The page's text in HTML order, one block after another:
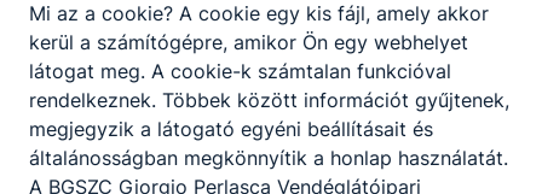
óra
6.
óra
7.
óra
8.
Rövidített
07:35
Mi az a cookie? A cookie egy kis fájl, amely akkor
kerül a számítógépre, amikor Ön egy webhelyet
látogat meg. A cookie-k számtalan funkcióval
rendelkeznek. Többek között információt gyűjtenek,
megjegyzik a látogató egyéni beállításait és
általánosságban megkönnyítik a honlap használatát.
A BGSZC Giorgio Perlasca Vendéglátóipari